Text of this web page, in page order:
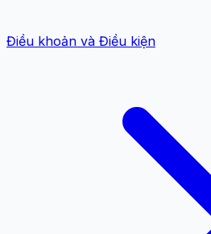
Điều khoản và Điều kiện